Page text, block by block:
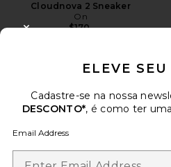
Cloudnova 2 Sneaker
On
$170
Favorite BOLSA
ELEVE
Cadastre-se na nossa
DESCONTO*, é como ter
Email Address